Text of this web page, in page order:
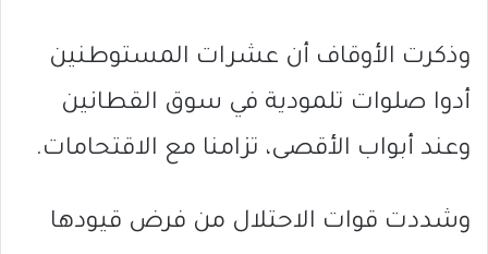
وذكرت الأوقاف أن عشرات المستوطنين
أدوا صلوات تلمودية في سوق القطانين
وعند أبواب الأقصى، تزامنا مع الاقتحامات.
وشددت قوات الاحتلال من فرض قيودها